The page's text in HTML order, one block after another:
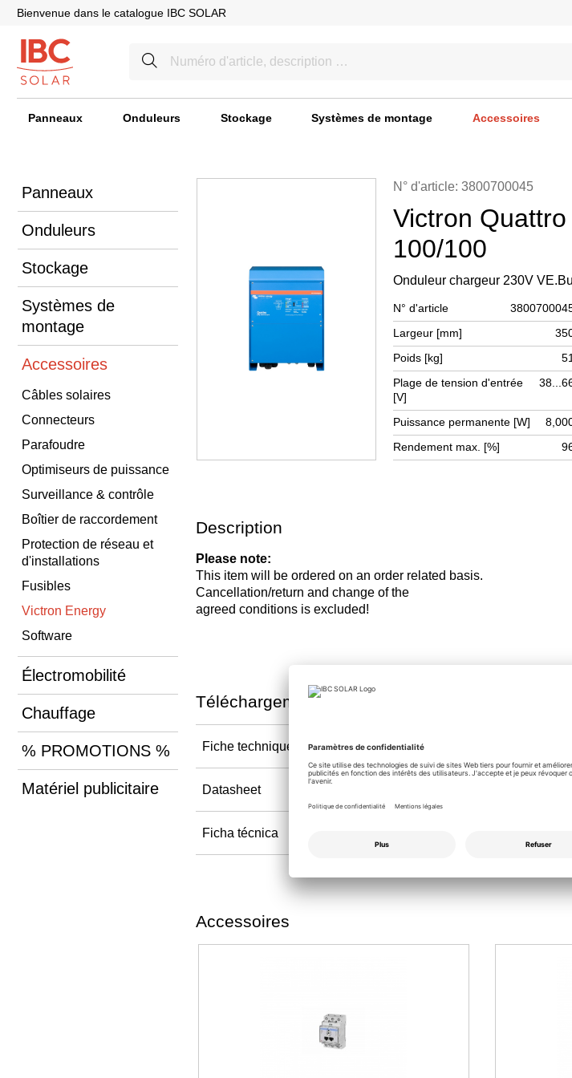
Bienvenue dans le catalogue IBC SOLAR
Panneaux Onduleurs Stockage Systèmes de montage Accessoires
Panneaux
Onduleurs
Stockage
Systèmes de
montage
Accessoires
Câbles solaires
Connecteurs
Parafoudre
Optimiseurs de puissance
Surveillance & contrôle
Boîtier de raccordement
Protection de réseau et
d'installations
Fusibles
Victron Energy
Software
Électromobilité
Chauffage
% PROMOTIONS %
Matériel publicitaire
N° d'article: 3800700045
Victron
100/100
Onduleur chargeur 230V
N° d'article
Largeur [mm]
Poids [kg]
51
Plage de tension d'entrée
[V]
Puissance permanente [W]
Rendement max. [%]
Description
Please note:
This item will be ordered on an order related basis.
Cancellation/return and change of the
agreed conditions is excluded!
Téléchargements
Fiche technique
Datasheet
Ficha técnica
Accessoires